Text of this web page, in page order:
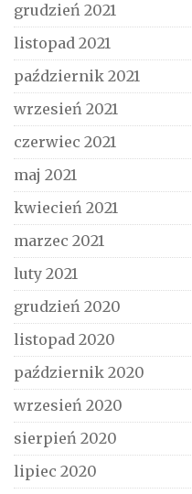
grudzień 2021
listopad 2021
październik 2021
wrzesień 2021
czerwiec 2021
maj 2021
kwiecień 2021
marzec 2021
luty 2021
grudzień 2020
listopad 2020
październik 2020
wrzesień 2020
sierpień 2020
lipiec 2020